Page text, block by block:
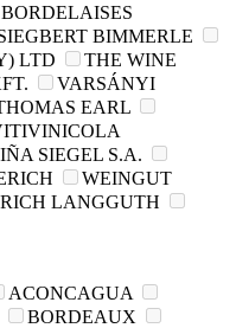
BIMMERLE
LTD
THE WINE
VARSÁNYI
EARL
SIEGEL S.A.
WEINGUT
LANGGUTH
ACONCAGUA
BORDEAUX